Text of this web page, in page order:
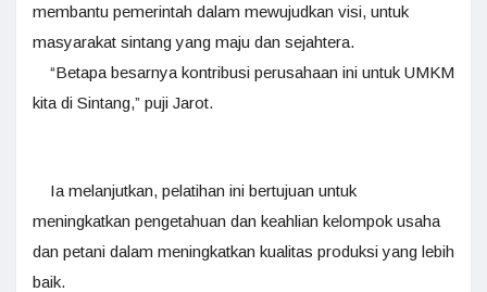
membantu pemerintah dalam mewujudkan visi, untuk
masyarakat sintang yang maju dan sejahtera.
“Betapa besarnya kontribusi perusahaan ini untuk UMKM
kita di Sintang,” puji Jarot.
Ia melanjutkan, pelatihan ini bertujuan untuk
meningkatkan pengetahuan dan keahlian kelompok usaha
dan petani dalam meningkatkan kualitas produksi yang lebih
baik.